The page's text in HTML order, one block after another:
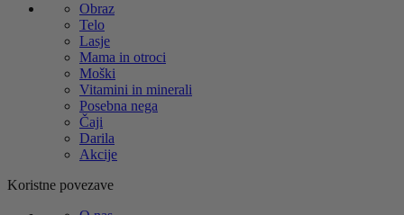
Obraz
Telo
Lasje
Mama in otroci
Moški
Vitamini in minerali
Posebna nega
Čaji
Darila
Akcije
Koristne povezave